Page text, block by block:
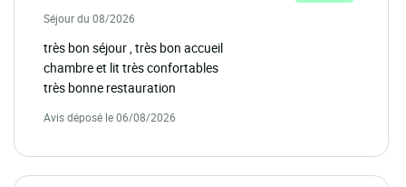
Séjour du 08/2026
très bon séjour , très bon accueil
chambre et lit très confortables
très bonne restauration
Avis déposé le 06/08/2026